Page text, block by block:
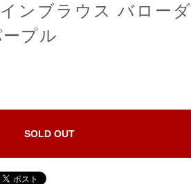
ンブラウス バローダ
プル
SOLD OUT